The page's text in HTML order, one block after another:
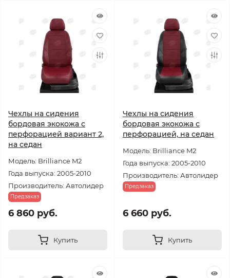
Чехлы на сидения
бордовая экокожа с
перфорацией вариант 2,
на седан
Модель: Brilliance M2
Года выпуска: 2005-2010
Производитель: Автолидер
Предзаказ
6 860 руб.
Купить
Чехлы на сидения
бордовая экокожа с
перфорацией, на седан
Модель: Brilliance M2
Года выпуска: 2005-2010
Производитель: Автолидер
Предзаказ
6 660 руб.
Купить